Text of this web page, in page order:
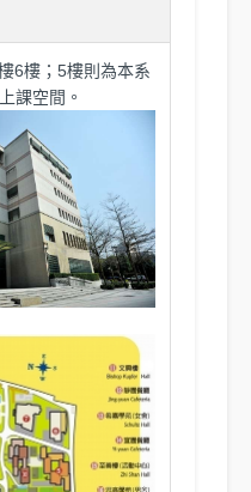
6樓；5樓則為本系
課空間。